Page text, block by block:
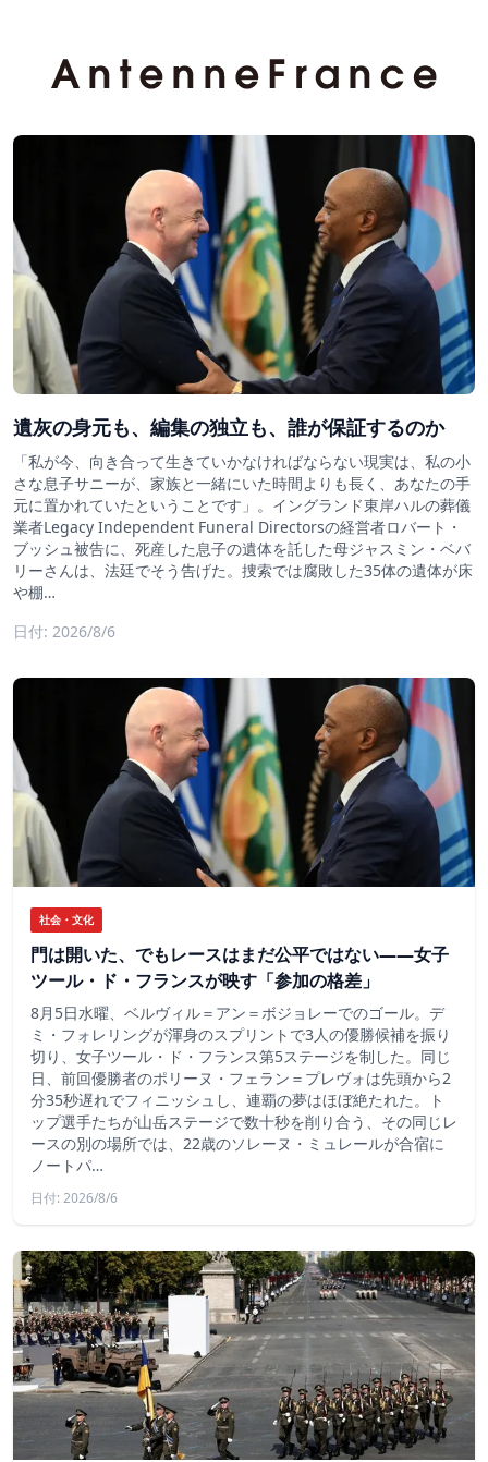
遺灰の身元も、編集の独立も、誰が保証するのか
「私が今、向き合って生きていかなければならない現実は、私の小
さな息子サニーが、家族と一緒にいた時間よりも長く、あなたの手
元に置かれていたということです」。イングランド東岸ハルの葬儀
業者Legacy Independent Funeral Directorsの経営者ロバート・
ブッシュ被告に、死産した息子の遺体を託した母ジャスミン・ベバ
リーさんは、法廷でそう告げた。捜索では腐敗した35体の遺体が床
や棚…
日付: 2026/8/6
社会・文化
門は開いた、でもレースはまだ公平ではない――女子
ツール・ド・フランスが映す「参加の格差」
8月5日水曜、ベルヴィル＝アン＝ボジョレーでのゴール。デ
ミ・フォレリングが渾身のスプリントで3人の優勝候補を振り
切り、女子ツール・ド・フランス第5ステージを制した。同じ
日、前回優勝者のポリーヌ・フェラン＝プレヴォは先頭から2
分35秒遅れでフィニッシュし、連覇の夢はほぼ絶たれた。ト
ップ選手たちが山岳ステージで数十秒を削り合う、その同じレ
ースの別の場所では、22歳のソレーヌ・ミュレールが合宿に
ノートパ…
日付: 2026/8/6